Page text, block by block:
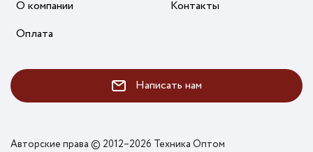
О компании
Оплата
Контакты
Написать нам
Авторские права © 2012–2026 Техника Оптом